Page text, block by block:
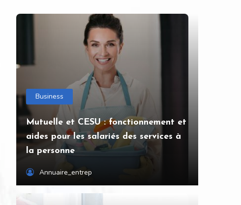
Business
Mutuelle et CESU : fonctionnement et
aides pour les salariés des services à
la personne
Annuaire_entrep